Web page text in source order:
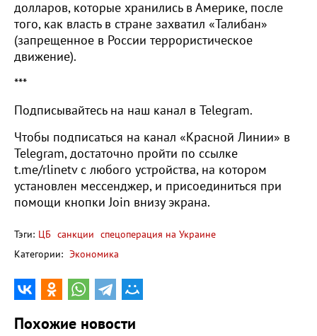
долларов, которые хранились в Америке, после
того, как власть в стране захватил «Талибан»
(запрещенное в России террористическое
движение).
***
Подписывайтесь на наш канал в Telegram.
Чтобы подписаться на канал «Красной Линии» в
Telegram, достаточно пройти по ссылке
t.me/rlinetv с любого устройства, на котором
установлен мессенджер, и присоединиться при
помощи кнопки Join внизу экрана.
Тэги: ЦБ санкции спецоперация на Украине
Категории: Экономика
Похожие новости